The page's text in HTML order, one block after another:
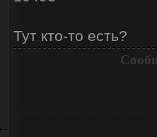
Тут кто-то есть?